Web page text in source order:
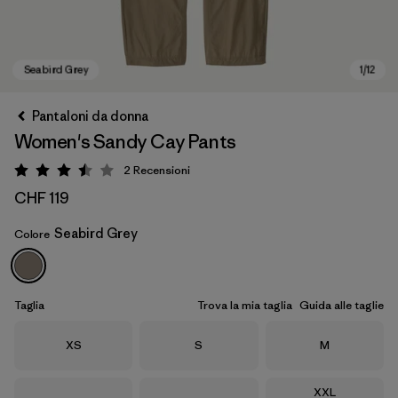
Seabird Grey
Pantaloni da donna
Women's Sandy Cay Pants
Valutazione: 3.5 / 5
2 Recensioni
CHF 119
Colore Seabird Grey
Taglia Trova la mia taglia Guida alle taglie
Taglia
XS Taglia
S Taglia
M
Taglia
XXL